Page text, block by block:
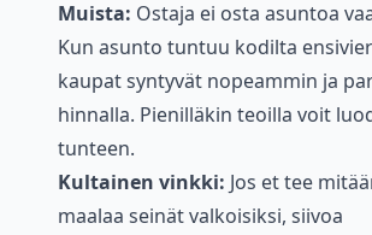
Muista: Ostaja ei osta asuntoa
Kun asunto tuntuu kodilta
kaupat syntyvät nopeammin ja
hinnalla. Pienilläkin teoilla voit
tunteen.
Kultainen vinkki: Jos et tee
maalaa seinät valkoisiksi, siivoa